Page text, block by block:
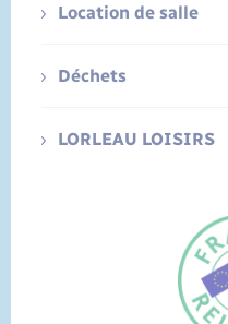
Location de salle
Déchets
LORLEAU LOISIRS